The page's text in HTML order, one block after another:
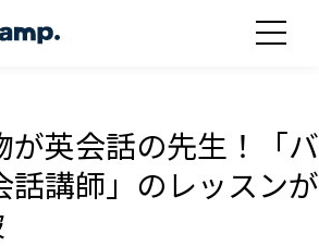
が英会話の先生！「バ
話講師」のレッスンが